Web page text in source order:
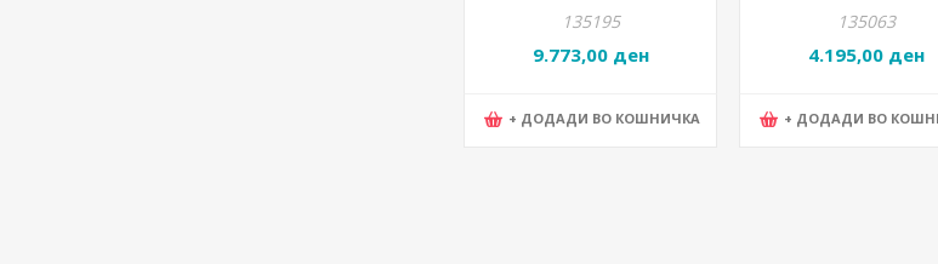
135195
9.773,00 ден
+ ДОДАДИ ВО КОШНИЧКА
135063
4.195,00 ден
+ ДОДАДИ ВО